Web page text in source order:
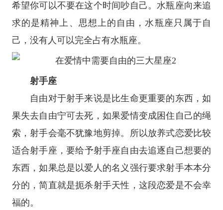
希望你可以不要在这个时间吵自己。水瓶座向来追
求的是精神上、思想上的自由，水瓶座只属于自
己，没有人可以完全占有水瓶座。
射手座
自由对于射手来说是比生命更重要的东西，如
果失去自由宁可去死，如果爱情变成困住自己的绳
索，射手会毫不犹豫地剪掉。所以放养式恋爱比较
适合射手座 ，要给予射手座自由去追逐自己想要的
东西，如果总是以爱人的名义强行要求射手本本分
分的，简直就是扼杀射手天性，这段恋爱是不会幸
福的。